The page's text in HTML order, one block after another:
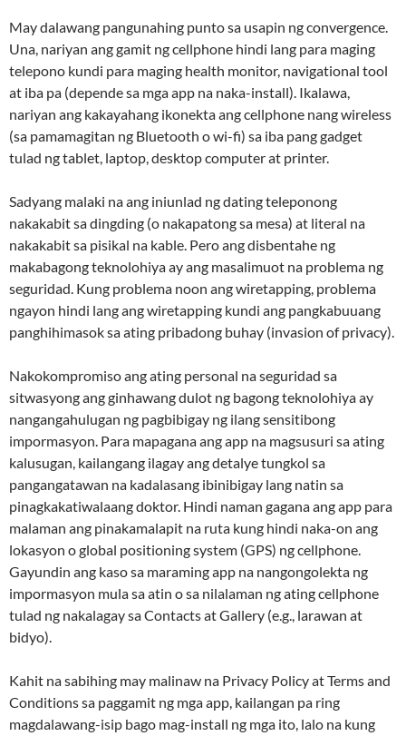
May dalawang pangunahing punto sa usapin ng convergence.
Una, nariyan ang gamit ng cellphone hindi lang para maging
telepono kundi para maging health monitor, navigational tool
at iba pa (depende sa mga app na naka-install). Ikalawa,
nariyan ang kakayahang ikonekta ang cellphone nang wireless
(sa pamamagitan ng Bluetooth o wi-fi) sa iba pang gadget
tulad ng tablet, laptop, desktop computer at printer.
Sadyang malaki na ang iniunlad ng dating teleponong
nakakabit sa dingding (o nakapatong sa mesa) at literal na
nakakabit sa pisikal na kable. Pero ang disbentahe ng
makabagong teknolohiya ay ang masalimuot na problema ng
seguridad. Kung problema noon ang wiretapping, problema
ngayon hindi lang ang wiretapping kundi ang pangkabuuang
panghihimasok sa ating pribadong buhay (invasion of privacy).
Nakokompromiso ang ating personal na seguridad sa
sitwasyong ang ginhawang dulot ng bagong teknolohiya ay
nangangahulugan ng pagbibigay ng ilang sensitibong
impormasyon. Para mapagana ang app na magsusuri sa ating
kalusugan, kailangang ilagay ang detalye tungkol sa
pangangatawan na kadalasang ibinibigay lang natin sa
pinagkakatiwalaang doktor. Hindi naman gagana ang app para
malaman ang pinakamalapit na ruta kung hindi naka-on ang
lokasyon o global positioning system (GPS) ng cellphone.
Gayundin ang kaso sa maraming app na nangongolekta ng
impormasyon mula sa atin o sa nilalaman ng ating cellphone
tulad ng nakalagay sa Contacts at Gallery (e.g., larawan at
bidyo).
Kahit na sabihing may malinaw na Privacy Policy at Terms and
Conditions sa paggamit ng mga app, kailangan pa ring
magdalawang-isip bago mag-install ng mga ito, lalo na kung